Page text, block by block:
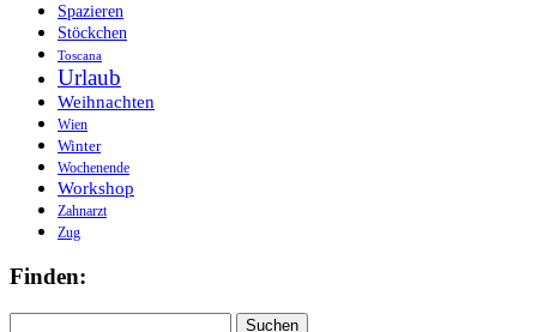
Spazieren
Stöckchen
Toscana
Urlaub
Weihnachten
Wien
Winter
Wochenende
Workshop
Zahnarzt
Zug
Finden: